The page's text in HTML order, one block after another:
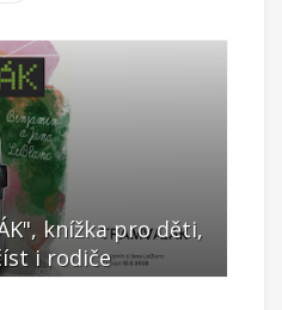
knížka pro děti,
i rodiče